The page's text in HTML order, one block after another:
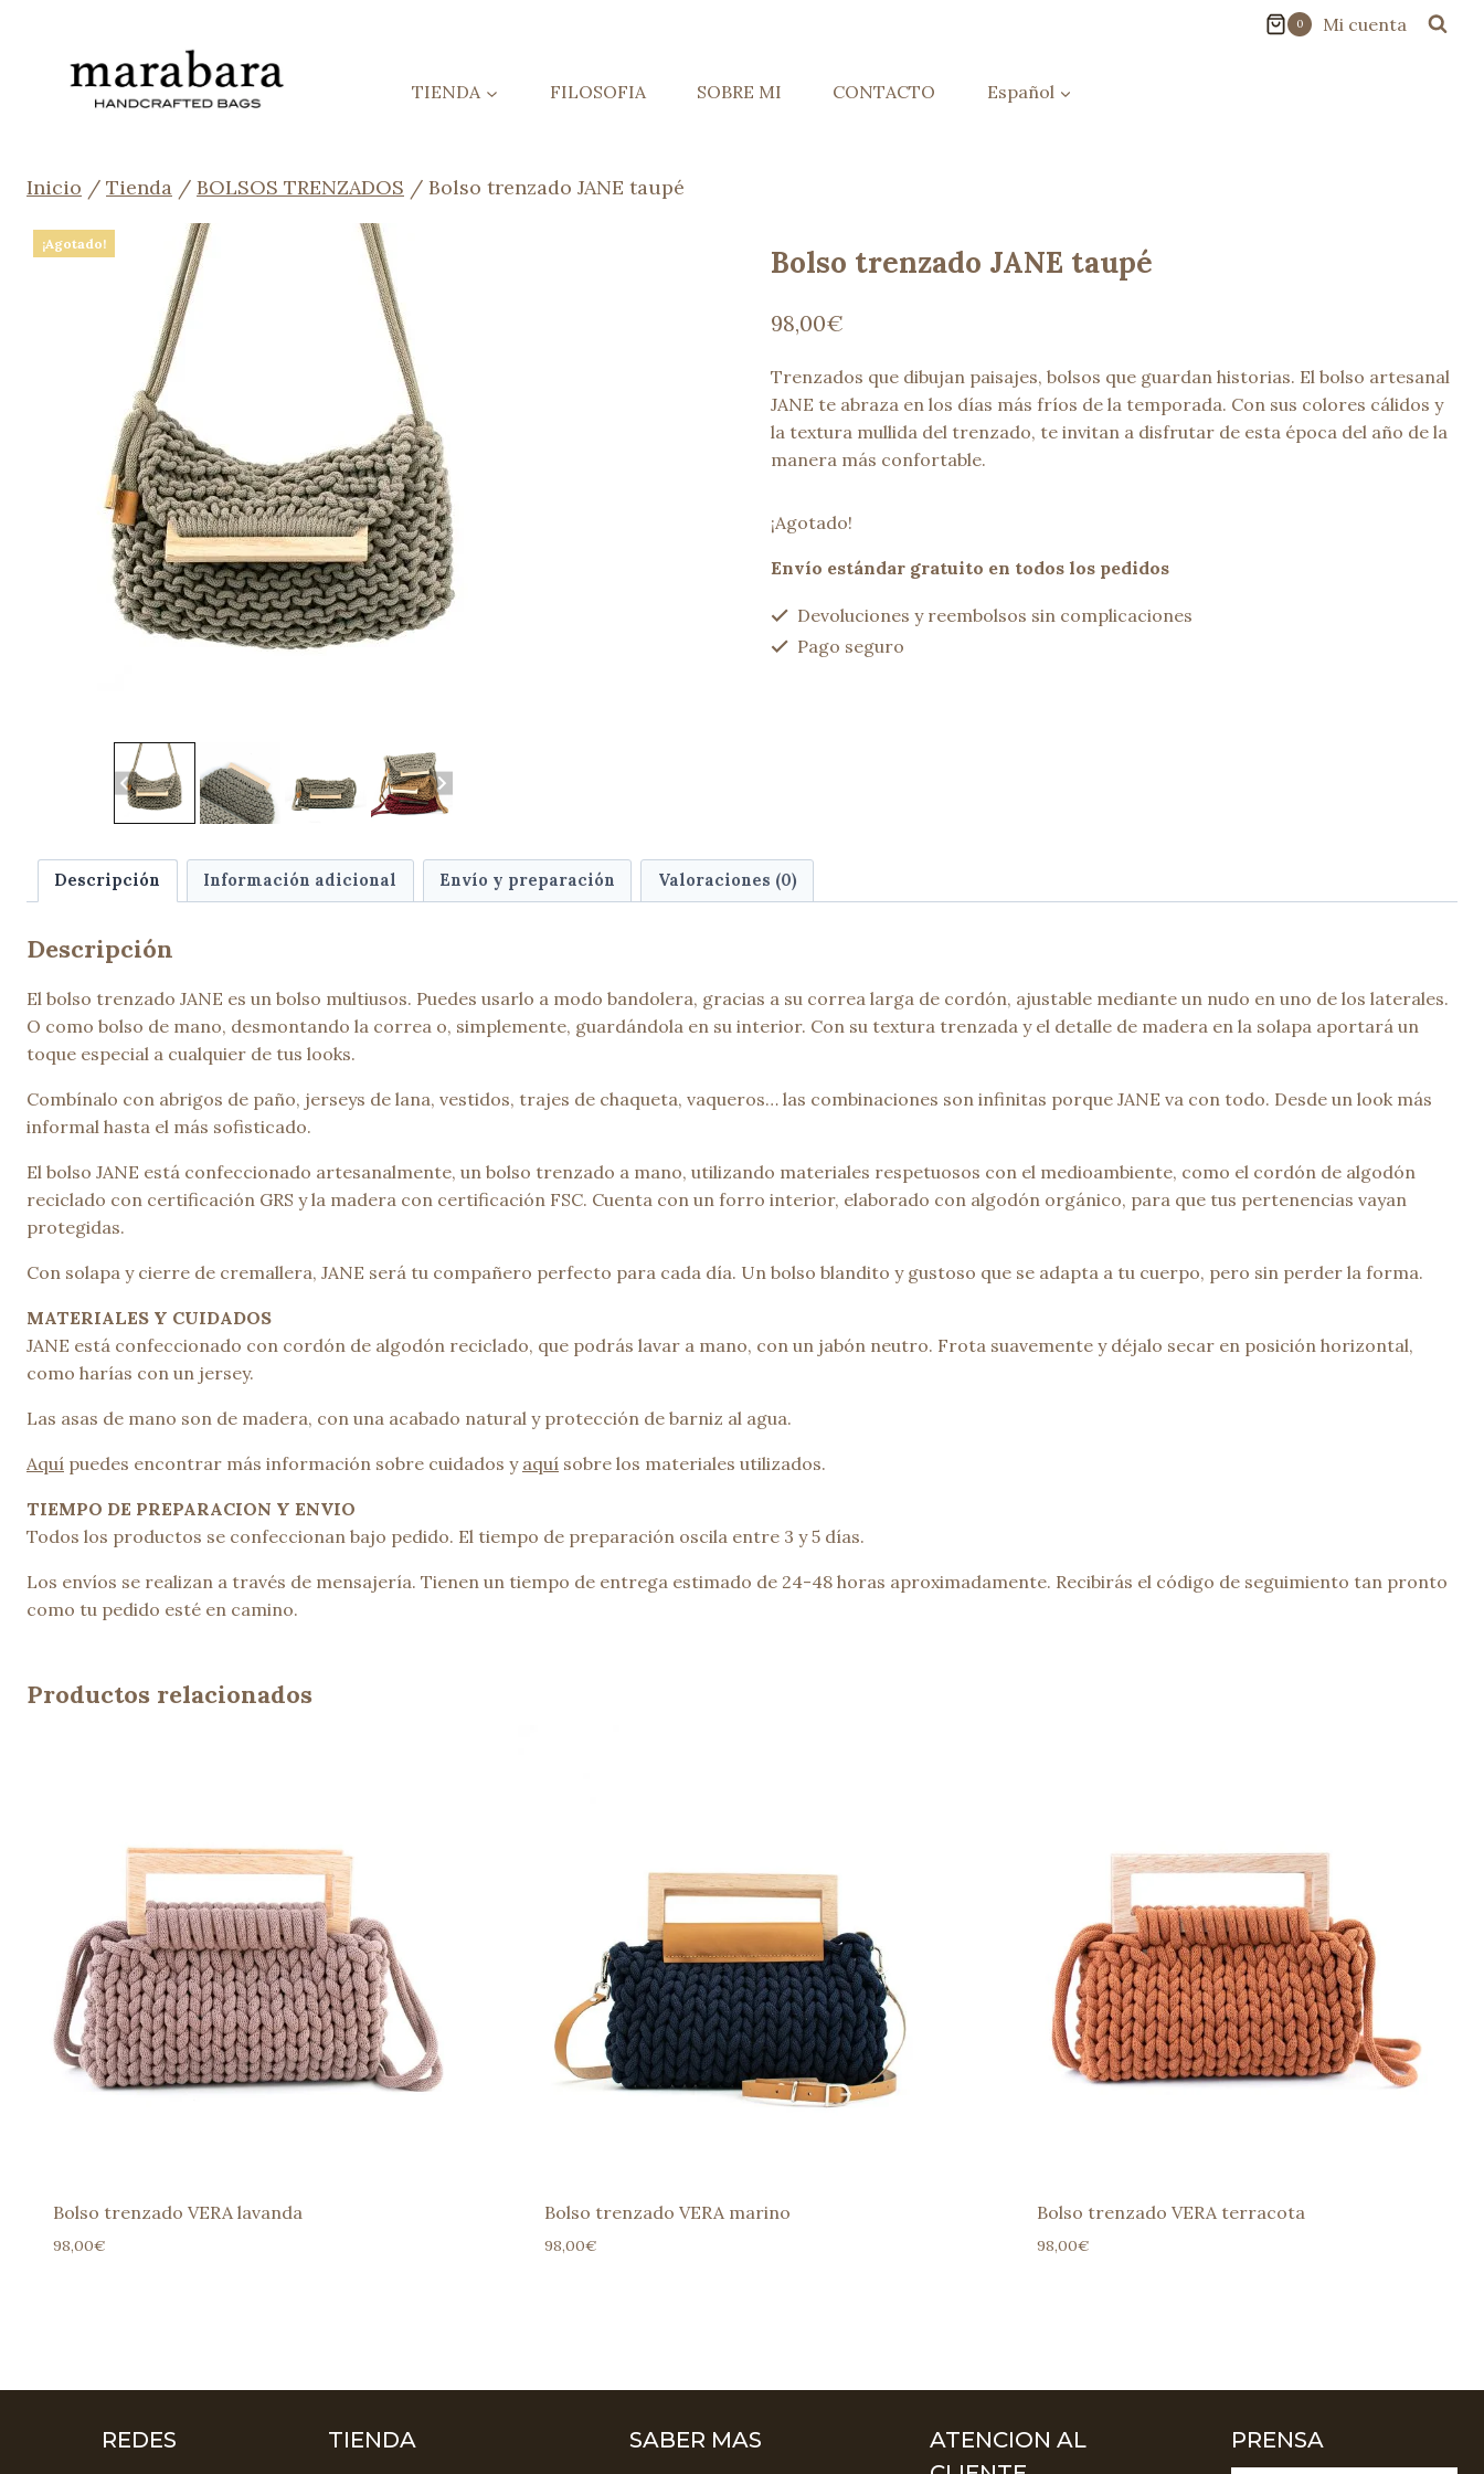
contenido
0 Mi cuenta
TIENDA FILOSOFIA SOBRE MI CONTACTO Español
Inicio / Tienda / BOLSOS TRENZADOS / Bolso trenzado JANE taupé
¡Agotado!
Bolso trenzado JANE taupé
98,00€
Trenzados que dibujan paisajes, bolsos que guardan historias. El bolso artesanal
JANE te abraza en los días más fríos de la temporada. Con sus colores cálidos y
la textura mullida del trenzado, te invitan a disfrutar de esta época del año de la
manera más confortable.
¡Agotado!
Envío estándar gratuito en todos los pedidos
Devoluciones y reembolsos sin complicaciones
Pago seguro
Descripción Información adicional Envío y preparación Valoraciones (0)
Descripción
El bolso trenzado JANE es un bolso multiusos. Puedes usarlo a modo bandolera, gracias a su correa larga de cordón, ajustable mediante un nudo en uno de los laterales.
O como bolso de mano, desmontando la correa o, simplemente, guardándola en su interior. Con su textura trenzada y el detalle de madera en la solapa aportará un
toque especial a cualquier de tus looks.
Combínalo con abrigos de paño, jerseys de lana, vestidos, trajes de chaqueta, vaqueros… las combinaciones son infinitas porque JANE va con todo. Desde un look más
informal hasta el más sofisticado.
El bolso JANE está confeccionado artesanalmente, un bolso trenzado a mano, utilizando materiales respetuosos con el medioambiente, como el cordón de algodón
reciclado con certificación GRS y la madera con certificación FSC. Cuenta con un forro interior, elaborado con algodón orgánico, para que tus pertenencias vayan
protegidas.
Con solapa y cierre de cremallera, JANE será tu compañero perfecto para cada día. Un bolso blandito y gustoso que se adapta a tu cuerpo, pero sin perder la forma.
MATERIALES Y CUIDADOS
JANE está confeccionado con cordón de algodón reciclado, que podrás lavar a mano, con un jabón neutro. Frota suavemente y déjalo secar en posición horizontal,
como harías con un jersey.
Las asas de mano son de madera, con una acabado natural y protección de barniz al agua.
Aquí puedes encontrar más información sobre cuidados y aquí sobre los materiales utilizados.
TIEMPO DE PREPARACION Y ENVIO
Todos los productos se confeccionan bajo pedido. El tiempo de preparación oscila entre 3 y 5 días.
Los envíos se realizan a través de mensajería. Tienen un tiempo de entrega estimado de 24-48 horas aproximadamente. Recibirás el código de seguimiento tan pronto
como tu pedido esté en camino.
Productos relacionados
Bolso trenzado VERA lavanda
98,00€
Bolso trenzado VERA marino
98,00€
Bolso trenzado VERA terracota
98,00€
REDES TIENDA SABER MAS
ATENCION AL
PRENSA